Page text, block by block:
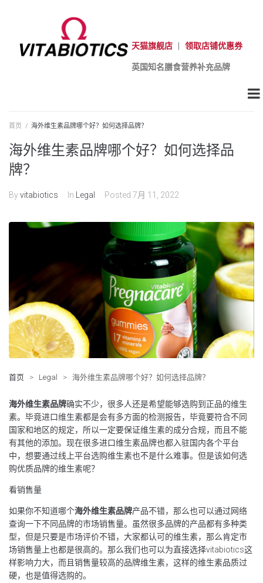
天猫旗舰店 领取店铺优惠券
英国知名膳食营养补充品牌
首页 / 海外维生素品牌哪个好？如何选择品牌？
海外维生素品牌哪个好？如何选择品
牌？
Byvitabiotics In Legal Posted 7月 11, 2022
首页 > Legal > 海外维生素品牌哪个好？如何选择品牌？
海外维生素品牌确实不少，很多人还是希望能够选购到正品的维生
素。毕竟进口维生素都是会有多方面的检测报告，毕竟要符合不同
国家和地区的规定，所以一定要保证维生素的成分合规，而且不能
有其他的添加。现在很多进口维生素品牌也都入驻国内各个平台
中，想要通过线上平台选购维生素也不是什么难事。但是该如何选
购优质品牌的维生素呢？
看销售量
如果你不知道哪个海外维生素品牌产品不错，那么也可以通过网络
查询一下不同品牌的市场销售量。虽然很多品牌的产品都有多种类
型，但是只要是市场评价不错，大家都认可的维生素，那么肯定市
场销售量上也都是很高的。那么我们也可以为直接选择vitabiotics这
样影响力大，而且销售量较高的品牌维生素，这样的维生素品质过
硬，也是值得选购的。